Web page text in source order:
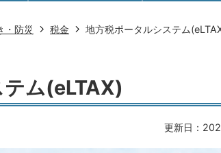
・防災 税金 地方税ポータルシステム
ム(eLTAX)
更新日：